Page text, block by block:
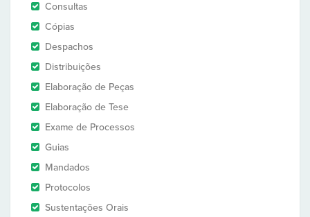
Consultas
Cópias
Despachos
Distribuições
Elaboração de Peças
Elaboração de Tese
Exame de Processos
Guias
Mandados
Protocolos
Sustentações Orais